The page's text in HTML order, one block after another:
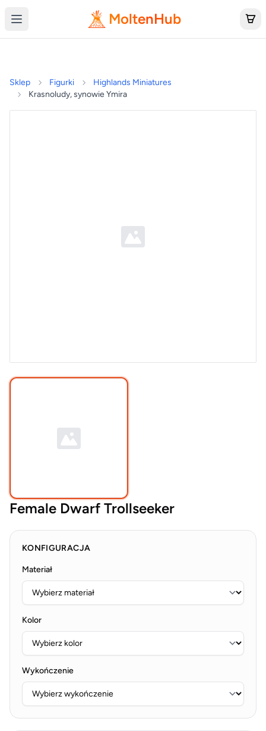
MoltenHub
Sklep Figurki
Highlands Miniatures
Krasnoludy, synowie Ymira
Female Dwarf Trollseeker
KONFIGURACJA
Materiał
Kolor
Wykończenie